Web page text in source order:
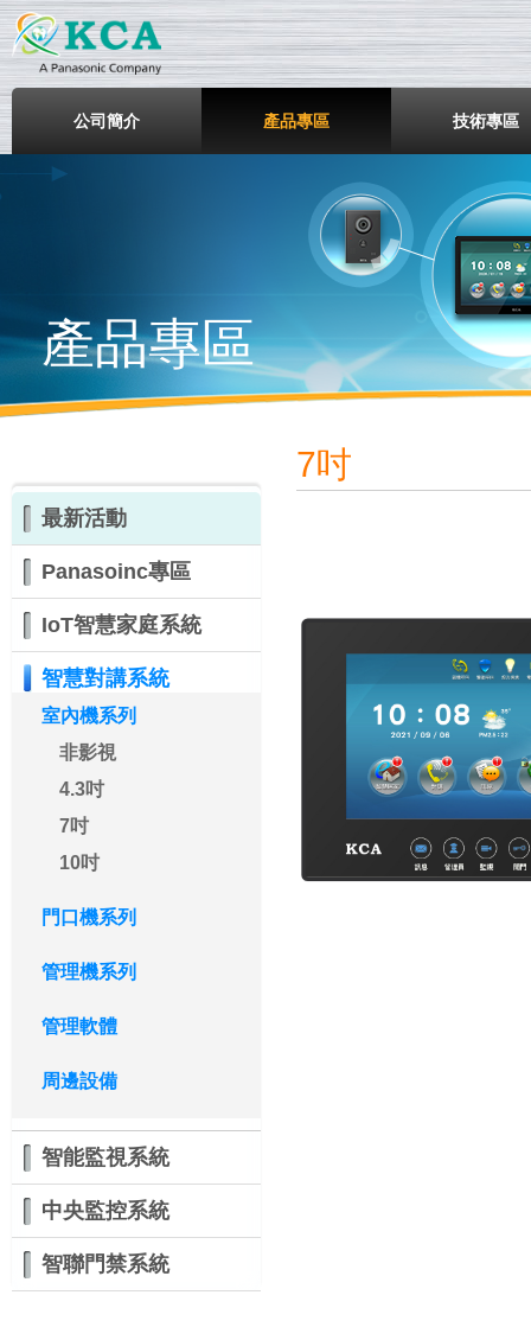
鎧鋒企業股份有限公司
公司簡介 產品專區 技術專區
產品專區
最新活動
Panasoinc專區
IoT智慧家庭系統
智慧對講系統
室內機系列
非影視
4.3吋
7吋
10吋
門口機系列
管理機系列
管理軟體
周邊設備
智能監視系統
中央監控系統
智聯門禁系統
7吋